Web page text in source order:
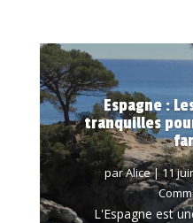
Espagne :
tranquilles
parAlice|11
L'Espagne est